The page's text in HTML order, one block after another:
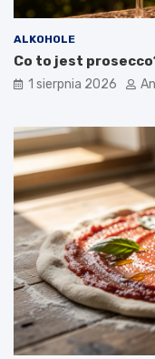
ALKOHOLE
Co to jest
1 sierpnia 2026